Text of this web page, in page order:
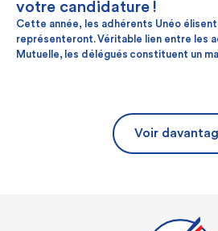
votre candidature !
Cette année, les adhérents Unéo
représenteront. Véritable lien entre les
Mutuelle, les délégués constituent un
Voir